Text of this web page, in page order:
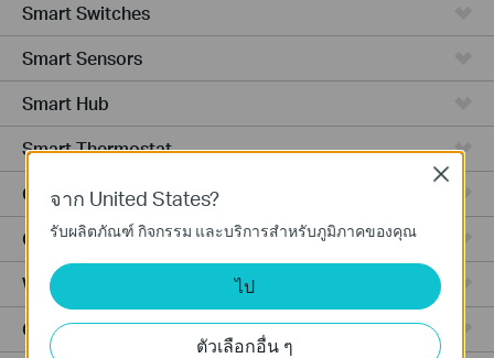
Smart Switches
Smart Sensors
Smart Hub
Smart Thermostat
Ceiling Mount
Outdoor
Wall Plate
GPON
จาก United States?
รับผลิตภัณฑ์ กิจกรรม และบริการสำหรับภูมิภาคของคุณ
ไป
ตัวเลือกอื่น ๆ
Close